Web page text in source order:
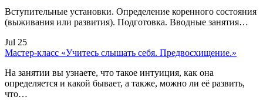
Вступительные установки. Определение коренного состояния
(выживания или развития). Подготовка. Вводные занятия…
Jul 25
Мастер-класс «Учитесь слышать себя. Предвосхищение.»
На занятии вы узнаете, что такое интуиция, как она
определяется и какой бывает, а также, можно ли её развить,
что…